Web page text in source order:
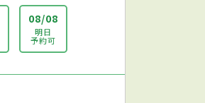
08/08
明日
予約可